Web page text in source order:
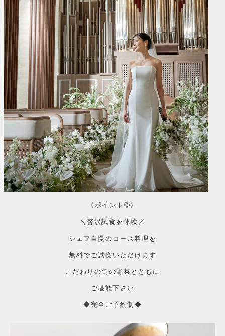
《ポイント➁》
＼贅沢試食を体験／
シェフ自慢のコース料理を
無料でご試食いただけます
こだわりの旬の野菜とともに
ご堪能下さい
◆完全ご予約制◆